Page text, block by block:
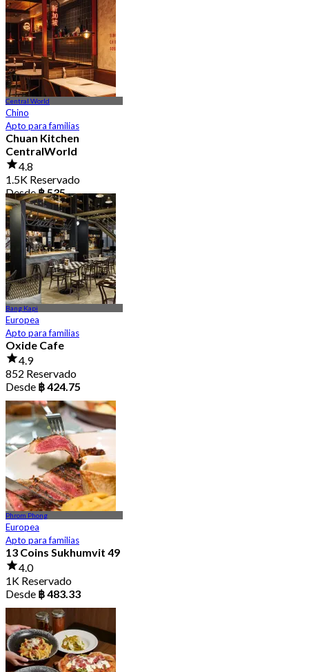
Central World
Chino
Apto para familias
Chuan Kitchen
CentralWorld
4.8
1.5K Reservado
Desde฿ 535
Bang Kapi
Europea
Apto para familias
Oxide Cafe
4.9
852 Reservado
Desde ฿ 424.75
Phrom Phong
Europea
Apto para familias
13 Coins Sukhumvit 49
4.0
1K Reservado
Desde ฿ 483.33